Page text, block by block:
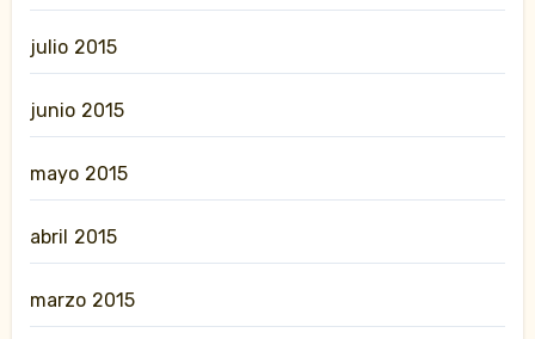
julio 2015
junio 2015
mayo 2015
abril 2015
marzo 2015